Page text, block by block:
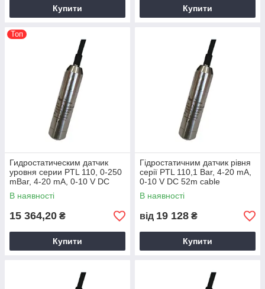
Купити Купити
Топ
Гидростатическим датчик
уровня серии PTL 110, 0-250
mBar, 4-20 mA, 0-10 V DC
В наявності
15 364,20 ₴
Купити
Гідростатичним датчик рівня
серії PTL 110,1 Bar, 4-20 mA,
0-10 V DC 52m cable
В наявності
від 19 128 ₴
Купити